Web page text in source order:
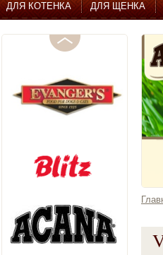
ДЛЯ КОТЕНКА ДЛЯ ЩЕНКА